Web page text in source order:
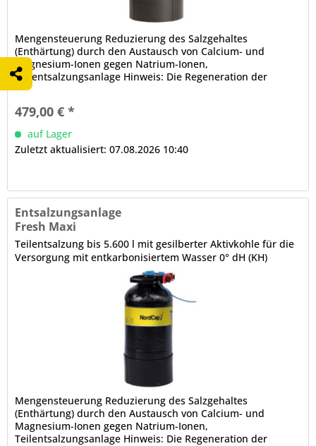
Mengensteuerung Reduzierung des Salzgehaltes
(Enthärtung) durch den Austausch von Calcium- und
Magnesium-Ionen gegen Natrium-Ionen,
Teilentsalzungsanlage Hinweis: Die Regeneration der
Behälter erfolgt über einen Abhol- und Lieferservice....
479,00 € *
auf Lager
Zuletzt aktualisiert: 07.08.2026 10:40
Entsalzungsanlage
Fresh Maxi
Teilentsalzung bis 5.600 l mit gesilberter Aktivkohle für die
Versorgung mit entkarbonisiertem Wasser 0° dH (KH)
Mengensteuerung Reduzierung des Salzgehaltes
(Enthärtung) durch den Austausch von Calcium- und
Magnesium-Ionen gegen Natrium-Ionen,
Teilentsalzungsanlage Hinweis: Die Regeneration der